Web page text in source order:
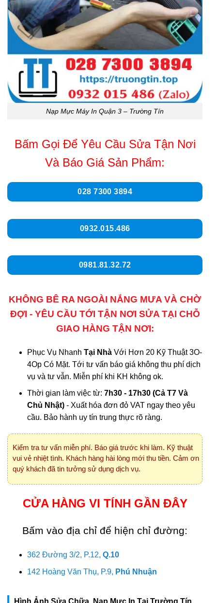
Nạp Mực Máy In Quận 3 – Trường Tín
Bấm Gọi Để Yêu Cầu Sửa Tận Nơi
Và Báo Giá Sản Phẩm:
028 7300 3894
0932.015.486
0981.81.32.72
KHÔNG BÊ RA NGOÀI NẮNG MƯA VÀ CHỜ
ĐỢI - YÊU CẦU TỚI TẬN NƠI SỬA TẠI CHỖ
GIAO HÀNG TẬN NƠI:
Phục Vụ Nhanh Tại NhàVới Hơn 20 Kỹ Thuật 3O-
4Op Có Mặt. Tới tư vấn báo giá không thu phí dịch
vụ và tư vẫn. Miễn phí khi KH không ok.
Thời gian làm việc từ: 7h30 - 17h30 (Cả T7 Và
Chủ Nhật)- Xuất hóa đơn đỏ VAT ngay theo yêu
cầu. Bảo hành uy tín trung thực rõ ràng.
Kiểm tra tư vấn miễn phí. Báo giá trước khi làm. Kỹ thuật
vui vẻ nhiệt tình. Khách hàng hài lòng mới thu tiền. Cảm ơn
quý khách đã tin tưởng sử dụng dịch vụ.
CỬA HÀNG VI TÍNH GẦN ĐÂY
Bấm vào địa chỉ để hiện chỉ đường:
362 Đường 3/2, P.12, Q.10
142 Hoàng Văn Thụ, P.9, Phú Nhuận
Hình Ảnh Sửa Chữa, Nạp Mực In Tại Trường Tín